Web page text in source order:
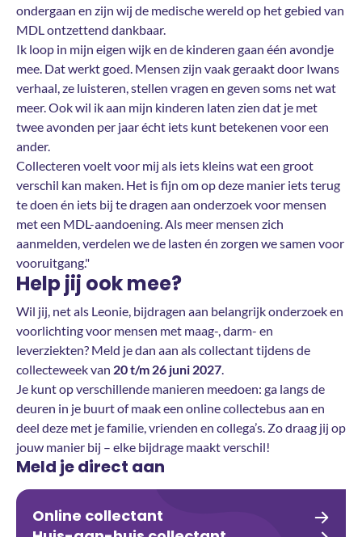
ondergaan en zijn wij de medische wereld op het gebied van
MDL ontzettend dankbaar.
Ik loop in mijn eigen wijk en de kinderen gaan één avondje
mee. Dat werkt goed. Mensen zijn vaak geraakt door Iwans
verhaal, ze luisteren, stellen vragen en geven soms net wat
meer. Ook wil ik aan mijn kinderen laten zien dat je met
twee avonden per jaar écht iets kunt betekenen voor een
ander.
Collecteren voelt voor mij als iets kleins wat een groot
verschil kan maken. Het is fijn om op deze manier iets terug
te doen én iets bij te dragen aan onderzoek voor mensen
met een MDL-aandoening. Als meer mensen zich
aanmelden, verdelen we de lasten én zorgen we samen voor
vooruitgang."
Help jij ook mee?
Wil jij, net als Leonie, bijdragen aan belangrijk onderzoek en
voorlichting voor mensen met maag-, darm- en
leverziekten? Meld je dan aan als collectant tijdens de
collecteweek van 20 t/m 26 juni 2027.
Je kunt op verschillende manieren meedoen: ga langs de
deuren in je buurt of maak een online collectebus aan en
deel deze met je familie, vrienden en collega’s. Zo draag jij op
jouw manier bij – elke bijdrage maakt verschil!
Meld je direct aan
Online collectant